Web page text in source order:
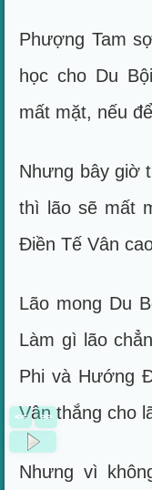
Phượng Tam
học cho Du
mất mặt, nếu
Nhưng bây giờ
thì lão sẽ mất
Điền Tế Vân
Lão mong Du
Làm gì lão
Phi và Hướng
Vân thắng cho
Nhưng vì
>>
<<